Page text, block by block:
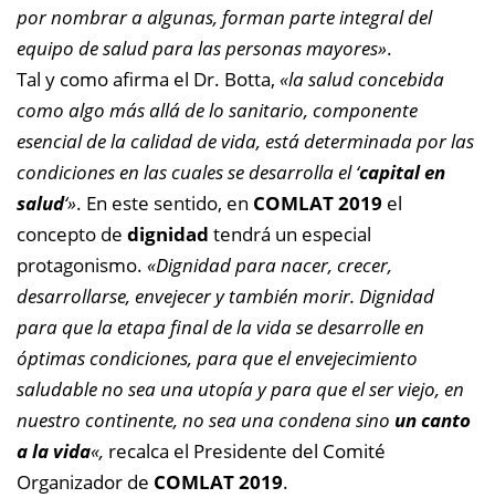
por nombrar a algunas, forman parte integral del
equipo de salud para las personas mayores».
Tal y como afirma el Dr. Botta, «la salud concebida
como algo más allá de lo sanitario, componente
esencial de la calidad de vida, está determinada por las
condiciones en las cuales se desarrolla el ‘capital en
salud‘». En este sentido, en COMLAT 2019 el
concepto de dignidad tendrá un especial
protagonismo. «Dignidad para nacer, crecer,
desarrollarse, envejecer y también morir. Dignidad
para que la etapa final de la vida se desarrolle en
óptimas condiciones, para que el envejecimiento
saludable no sea una utopía y para que el ser viejo, en
nuestro continente, no sea una condena sino un canto
a la vida«, recalca el Presidente del Comité
Organizador de COMLAT 2019.